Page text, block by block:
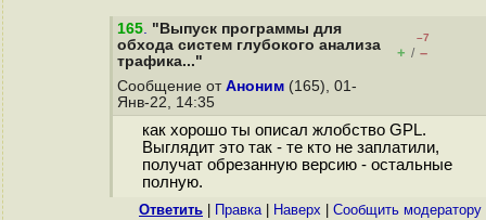
165. "Выпуск программы для
обхода систем глубокого анализа
трафика..."
–7
+ / –
Сообщение от Аноним (165), 01-
Янв-22, 14:35
как хорошо ты описал жлобство GPL.
Выглядит это так - те кто не заплатили,
получат обрезанную версию - остальные
полную.
Ответить Правка| Наверх Cообщить модератору